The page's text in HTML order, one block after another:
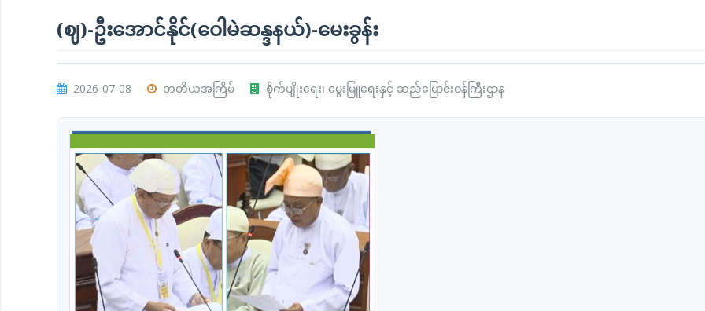
(ဈ)-ဦးအောင်နိုင်(ဝေါမဲဆန္ဒနယ်)-မေးခွန်း
2026-07-08 တတိယအကြိမ် စိုက်ပျိုးရေး၊ မွေးမြူရေးနှင့် ဆည်မြောင်းဝန်ကြီးဌာန